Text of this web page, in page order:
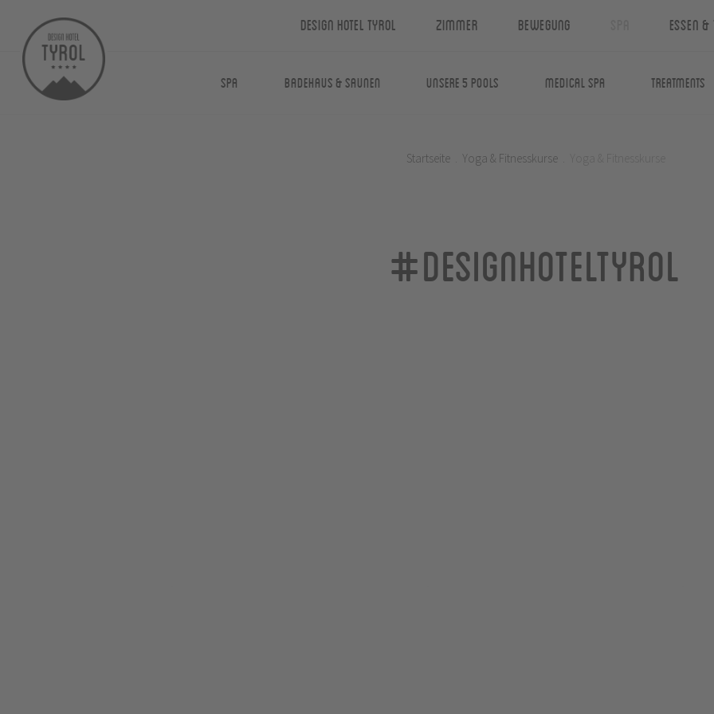
Design Hotel Tyrol Zimmer Bewegung Essen
Spa Badehaus & Saunen Unsere 5 Pools Medical Spa Treatments
Startseite Yoga & Fitnesskurse
#designhoteltyrol